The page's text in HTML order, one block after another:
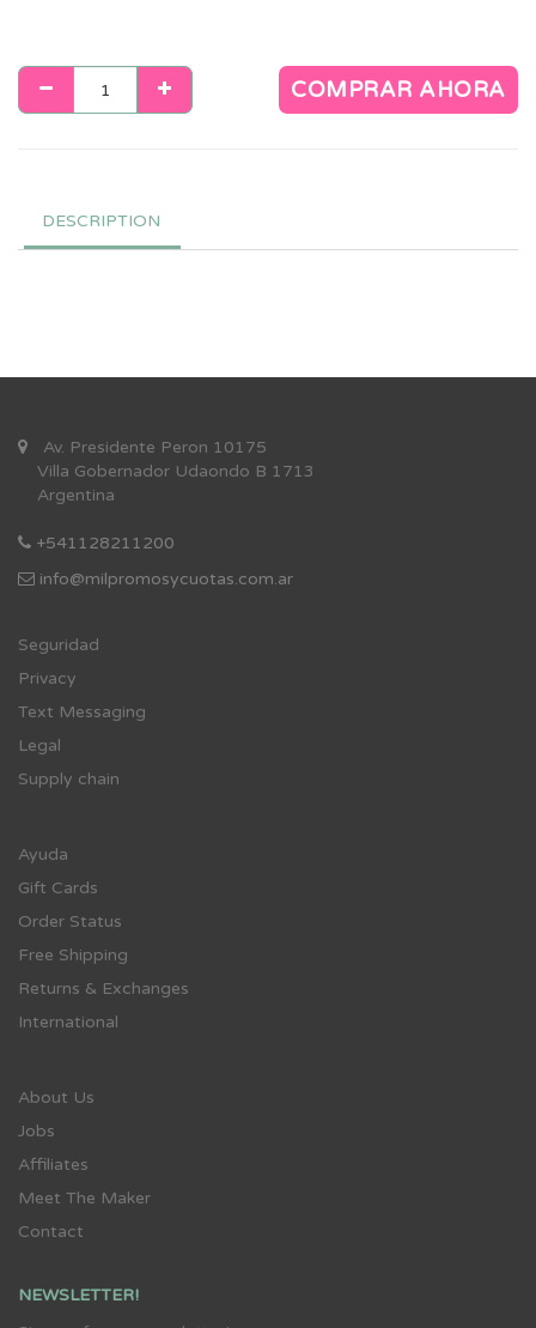
COMPRAR AHORA
DESCRIPTION
Av. Presidente Peron 10175
Villa Gobernador Udaondo B 1713
Argentina
+541128211200
info@milpromosycuotas.com.ar
Seguridad
Privacy
Text Messaging
Legal
Supply chain
Ayuda
Gift Cards
Order Status
Free Shipping
Returns & Exchanges
International
About Us
Jobs
Affiliates
Meet The Maker
Contact
NEWSLETTER!